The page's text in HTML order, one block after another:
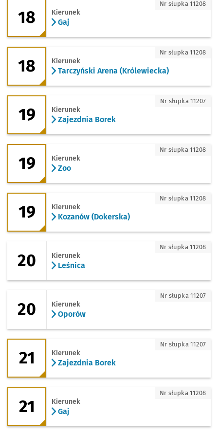
18 Kierunek
Gaj
Nr słupka 11208
18 - kierunek Tarczyński Arena
18 Kierunek
Tarczyński Arena (Królewiecka)
Nr słupka 11208
19 - kierunek Zajezdnia Borek
19 Kierunek
Zajezdnia Borek
Nr słupka 11207
19 - kierunek Zoo
19 Kierunek
Zoo
Nr słupka 11208
19 - kierunek Kozanów (Dokerska)
19 Kierunek
Kozanów (Dokerska)
Nr słupka 11208
20 Kierunek
Leśnica
Nr słupka 11208
20 Kierunek
Oporów
Nr słupka 11207
21 - kierunek Zajezdnia Borek
21 Kierunek
Zajezdnia Borek
Nr słupka 11207
21 - kierunek Gaj
21 Kierunek
Gaj
Nr słupka 11208